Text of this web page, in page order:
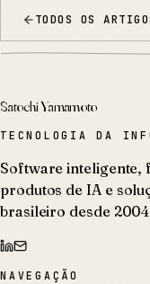
TODOS OS
Satochi Yamamoto
TECNOLOGIA DA
Software inteligente,
produtos de IA e
brasileiro desde
NAVEGAÇÃO